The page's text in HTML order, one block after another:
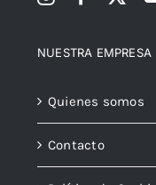
NUESTRA EMPRESA
Quienes somos
Contacto